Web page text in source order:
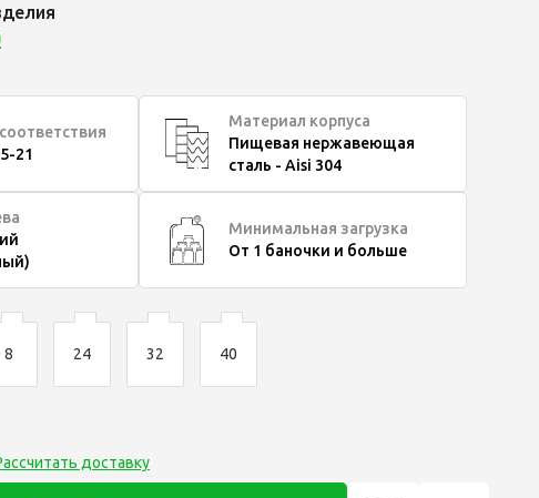
21
Материал корпуса
Пищевая нержавеющая
сталь - Aisi 304
Минимальная загрузка
От 1 баночки и больше
8 24 32 40
доставку